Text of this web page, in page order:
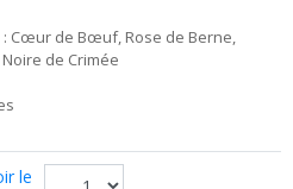
Cœur de Bœuf, Rose de Berne,
de Crimée
le